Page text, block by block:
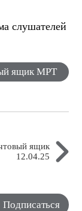
слушателей
ящик МРТ
ящик
12.04.25
Подписаться